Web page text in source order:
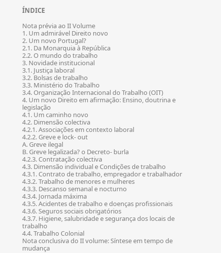
ÍNDICE
Nota prévia ao II Volume
1. Um admirável Direito novo
2. Um novo Portugal?
2.1. Da Monarquia à República
2.2. O mundo do trabalho
3. Novidade institucional
3.1. Justiça laboral
3.2. Bolsas de trabalho
3.3. Ministério do Trabalho
3.4. Organização Internacional do Trabalho (OIT)
4. Um novo Direito em afirmação: Ensino, doutrina e
legislação
4.1. Um caminho novo
4.2. Dimensão colectiva
4.2.1. Associações em contexto laboral
4.2.2. Greve e lock- out
A. Greve ilegal
B. Greve legalizada? o Decreto- burla
4.2.3. Contratação colectiva
4.3. Dimensão individual e Condições de trabalho
4.3.1. Contrato de trabalho, empregador e trabalhador
4.3.2. Trabalho de menores e mulheres
4.3.3. Descanso semanal e nocturno
4.3.4. Jornada máxima
4.3.5. Acidentes de trabalho e doenças profissionais
4.3.6. Seguros sociais obrigatórios
4.3.7. Higiene, salubridade e segurança dos locais de
trabalho
4.4. Trabalho Colonial
Nota conclusiva do II volume: Síntese em tempo de
mudança